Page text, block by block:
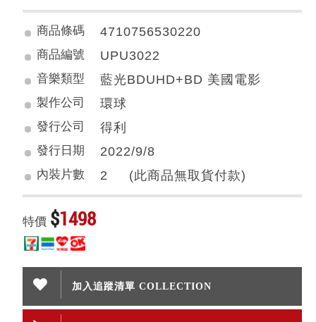
商品條碼 4710756530220
商品編號 UPU3022
音樂類型 藍光BDUHD+BD 美國電影
製作公司 環球
發行公司 得利
發行日期 2022/9/8
內裝片數 2 (此商品無取貨付款)
特價 $1498
加入追蹤清單 COLLECTION